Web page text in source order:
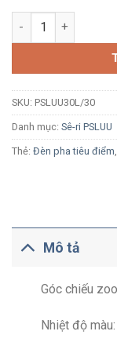
Đèn LED rọi ray
SKU: PSLUU30L/30
Danh mục: Sê-ri PSLUU
Thẻ: Đèn pha tiêu điểm
Mô tả
Góc chiếu
Nhiệt độ